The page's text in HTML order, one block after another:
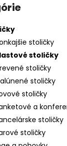
stoličky
stoličky
stoličky
stoličky
stoličky
a
stoličky
stoličky